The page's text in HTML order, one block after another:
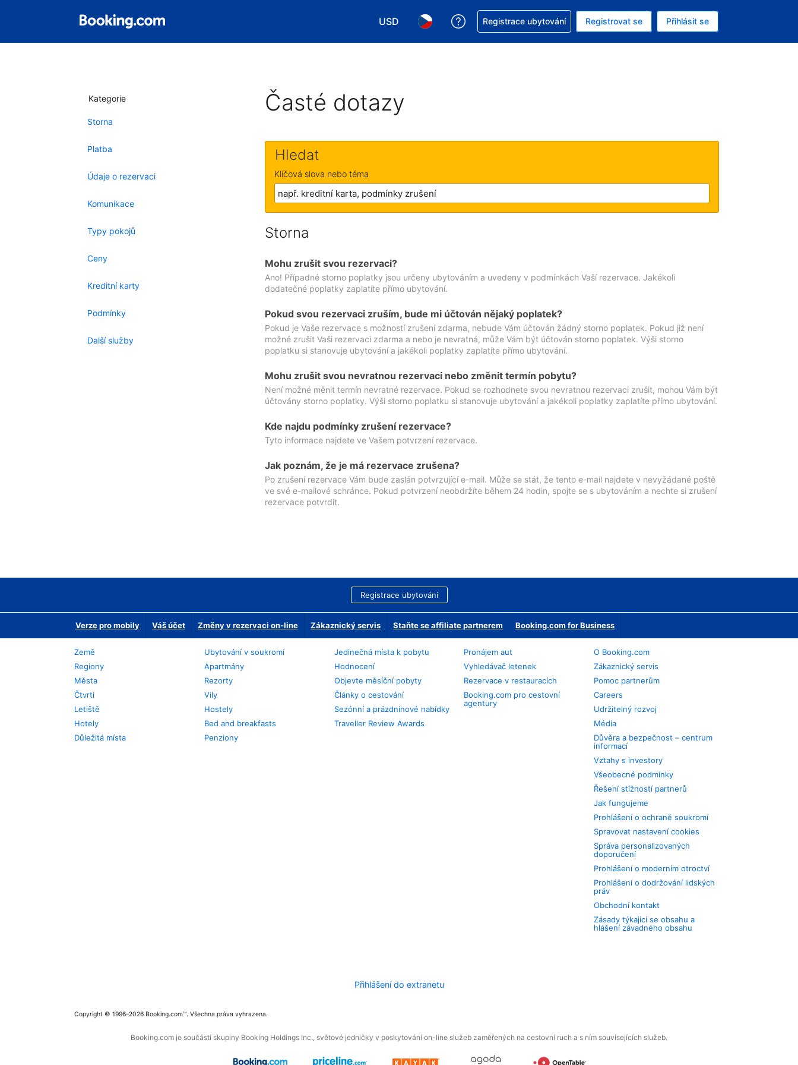
USD
Vyberte si měnu. Aktuálně zvolená měna: Americký dolar
Vyberte si jazyk. Aktuálně zvolený jazyk: V češtině
Asistence s rezervací
Registrace ubytování Registrovat se Přihlásit se
Kategorie
Storna
Platba
Údaje o rezervaci
Komunikace
Typy pokojů
Ceny
Kreditní karty
Podmínky
Další služby
Časté dotazy
Hledat
Klíčová slova nebo téma
Storna
Mohu zrušit svou rezervaci?
Ano! Případné storno poplatky jsou určeny ubytováním a uvedeny v podmínkách Vaší rezervace. Jakékoli
dodatečné poplatky zaplatíte přímo ubytování.
Pokud svou rezervaci zruším, bude mi účtován nějaký poplatek?
Pokud je Vaše rezervace s možností zrušení zdarma, nebude Vám účtován žádný storno poplatek. Pokud již není
možné zrušit Vaši rezervaci zdarma a nebo je nevratná, může Vám být účtován storno poplatek. Výši storno
poplatku si stanovuje ubytování a jakékoli poplatky zaplatíte přímo ubytování.
Mohu zrušit svou nevratnou rezervaci nebo změnit termín pobytu?
Není možné měnit termín nevratné rezervace. Pokud se rozhodnete svou nevratnou rezervaci zrušit, mohou Vám být
účtovány storno poplatky. Výši storno poplatku si stanovuje ubytování a jakékoli poplatky zaplatíte přímo ubytování.
Kde najdu podmínky zrušení rezervace?
Tyto informace najdete ve Vašem potvrzení rezervace.
Jak poznám, že je má rezervace zrušena?
Po zrušení rezervace Vám bude zaslán potvrzující e-mail. Může se stát, že tento e-mail najdete v nevyžádané poště
ve své e-mailové schránce. Pokud potvrzení neobdržíte během 24 hodin, spojte se s ubytováním a nechte si zrušení
rezervace potvrdit.
Registrace ubytování
Verze pro mobily Váš účet Změny v rezervaci on-line Zákaznický servis Staňte se affiliate partnerem Booking.com for Business
Země
Regiony
Města
Čtvrti
Letiště
Hotely
Důležitá místa
Ubytování v soukromí
Apartmány
Rezorty
Vily
Hostely
Bed and breakfasts
Penziony
Jedinečná místa k pobytu
Hodnocení
Objevte měsíční pobyty
Články o cestování
Sezónní a prázdninové nabídky
Traveller Review Awards
Pronájem aut
Vyhledávač letenek
Rezervace v restauracích
Booking.com pro cestovní
agentury
O Booking.com
Zákaznický servis
Pomoc partnerům
Careers
Udržitelný rozvoj
Média
Důvěra a bezpečnost – centrum
informací
Vztahy s investory
Všeobecné podmínky
Řešení stížností partnerů
Jak fungujeme
Prohlášení o ochraně soukromí
Spravovat nastavení cookies
Správa personalizovaných
doporučení
Prohlášení o moderním otroctví
Prohlášení o dodržování lidských
práv
Obchodní kontakt
Zásady týkající se obsahu a
hlášení závadného obsahu
Přihlášení do extranetu
Copyright © 1996–2026 Booking.com™. Všechna práva vyhrazena.
Booking.com je součástí skupiny Booking Holdings Inc., světové jedničky v poskytování on-line služeb zaměřených na cestovní ruch a s ním souvisejících služeb.